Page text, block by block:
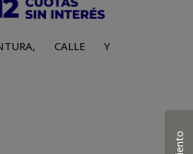
CALLE Y